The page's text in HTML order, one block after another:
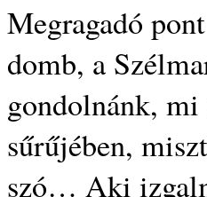
Megragadó
domb, a
gondolnánk,
sűrűjében,
szó… Aki